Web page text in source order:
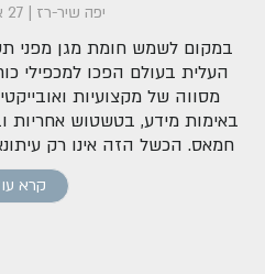
יפה שיר-רז | 27 אוק' 2023
במקום לשמש חומת מגן מפני
העלית בעולם הפכו למכפילי
מסווה של מקצועיות
באימות מידע, בטשטוש אחריות
חמאס. הכשל הזה אינו רק
קרא